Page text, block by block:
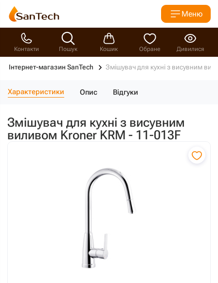
Меню
Контакти Пошук Кошик Обране Дивилися
Інтернет-магазин SanTech Змішувач для кухні з висувним
Характеристики Опис Відгуки
Змішувач для кухні з висувним
виливом Kroner KRM - 11-013F